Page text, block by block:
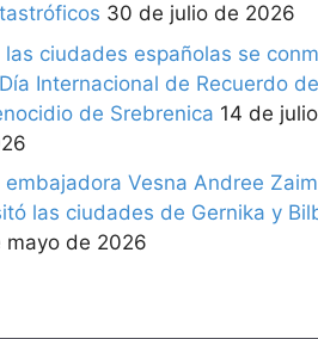
30 de julio de 2026
las ciudades españolas se
Internacional de Recuerdo
de Srebrenica 14 de
embajadora Vesna Andree
las ciudades de Gernika y
mayo de 2026